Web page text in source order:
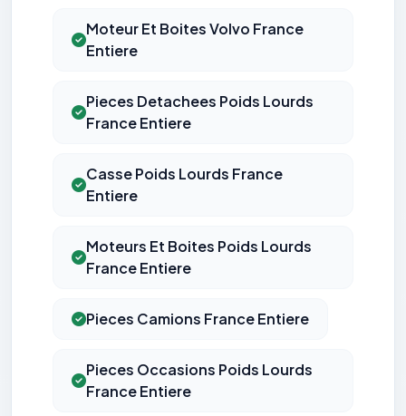
Moteur Et Boites Volvo France
Entiere
Pieces Detachees Poids Lourds
France Entiere
Casse Poids Lourds France
Entiere
Moteurs Et Boites Poids Lourds
France Entiere
Pieces Camions France Entiere
Pieces Occasions Poids Lourds
France Entiere